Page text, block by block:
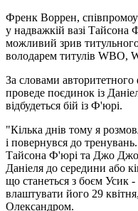
Френк Воррен,
у надважкій вазі
можливий зрив
володарем титулів WBO,
За словами
проведе поєдинок із
відбудеться бій із Ф'юрі.
"Кілька днів тому я
і повернувся до
Тайсона Ф'юрі та Джо
Даніеля до середини або
що станеться з боєм
влаштувати його 29
Олександром.